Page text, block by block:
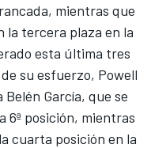
mientras que
la tercera plaza en la
esta última tres
su esfuerzo, Powell
García, que se
6ª posición, mientras
cuarta posición en la